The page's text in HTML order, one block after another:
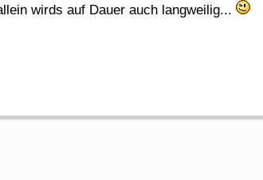
wirds auf Dauer auch langweilig...